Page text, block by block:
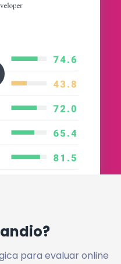
para evaluar online